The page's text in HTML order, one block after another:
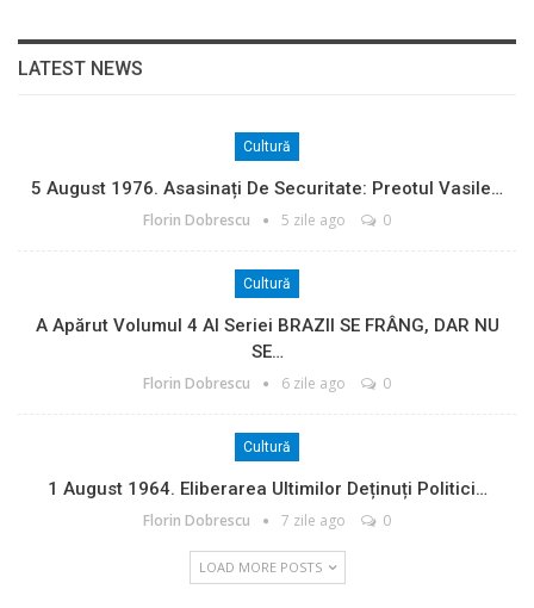
LATEST NEWS
Cultură
5 August 1976. Asasinați De Securitate: Preotul Vasile…
Florin Dobrescu 5 zile ago 0
Cultură
A Apărut Volumul 4 Al Seriei BRAZII SE FRÂNG, DAR NU
SE…
Florin Dobrescu 6 zile ago 0
Cultură
1 August 1964. Eliberarea Ultimilor Deținuți Politici…
Florin Dobrescu 7 zile ago 0
LOAD MORE POSTS